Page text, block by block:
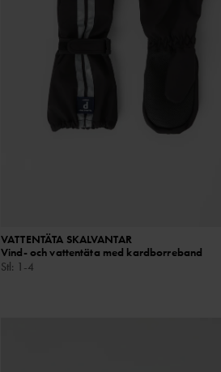
VATTENTÄTA SKALVANTAR
Vind- och vattentäta med kardborreband
Stl: 1-4